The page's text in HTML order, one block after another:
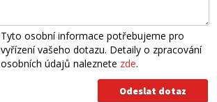
Tyto osobní informace potřebujeme pro
vyřízení vašeho dotazu. Detaily o zpracování
osobních údajů naleznete zde.